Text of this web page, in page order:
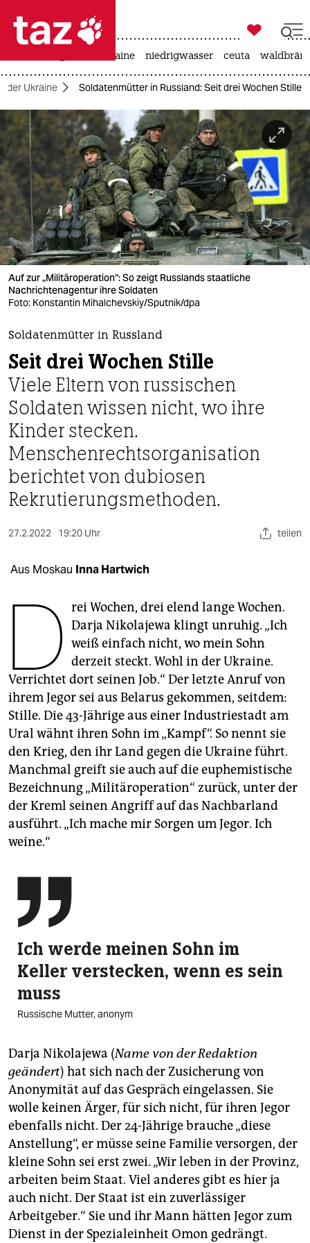
 taz zahl ich
taz zahl ich
themen
politik
öko
gesellschaft
kultur
sport
nord
wahrheit
verlag
verlag
veranstaltungen
shop
unterstützen
abo
epaper login

taz zahl ich
krieg in der ukraine niedrigwasser ceuta
der Ukraine Soldatenmütter in Russland: Seit drei Wochen Stille
Auf zur „Militäroperation“: So zeigt Russlands staatliche
Nachrichtenagentur ihre Soldaten
Foto: Konstantin Mihalchevskiy/Sputnik/dpa
Soldatenmütter in Russland
Seit drei Wochen Stille
Viele Eltern von russischen
Soldaten wissen nicht, wo ihre
Kinder stecken.
Menschenrechtsorganisation
berichtet von dubiosen
Rekrutierungsmethoden.
27.2.2022 19:20 Uhr teilen
Aus Moskau Inna Hartwich
D rei Wochen, drei elend lange Wochen.
Darja Nikolajewa klingt unruhig. „Ich
weiß einfach nicht, wo mein Sohn
derzeit steckt. Wohl in der Ukraine.
Verrichtet dort seinen Job.“ Der letzte Anruf von
ihrem Jegor sei aus Belarus gekommen, seitdem:
Stille. Die 43-Jährige aus einer Industriestadt am
Ural wähnt ihren Sohn im „Kampf“. So nennt sie
den Krieg, den ihr Land gegen die Ukraine führt.
Manchmal greift sie auch auf die euphemistische
Bezeichnung „Militäroperation“ zurück, unter der
der Kreml seinen Angriff auf das Nachbarland
ausführt. „Ich mache mir Sorgen um Jegor. Ich
weine.“

Ich werde meinen Sohn im
Keller verstecken, wenn es sein
muss
Russische Mutter, anonym
Darja Nikolajewa (Name von der Redaktion
geändert) hat sich nach der Zusicherung von
Anonymität auf das Gespräch eingelassen. Sie
wolle keinen Ärger, für sich nicht, für ihren Jegor
ebenfalls nicht. Der 24-Jährige brauche „diese
Anstellung“, er müsse seine Familie versorgen, der
kleine Sohn sei erst zwei. „Wir leben in der Provinz,
arbeiten beim Staat. Viel anderes gibt es hier ja
auch nicht. Der Staat ist ein zuverlässiger
Arbeitgeber.“ Sie und ihr Mann hätten Jegor zum
Dienst in der Spezialeinheit Omon gedrängt.